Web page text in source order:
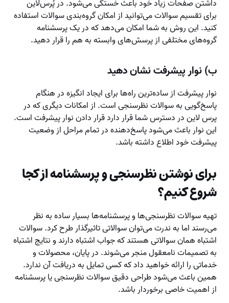
داشتن صفحات زیاد خود باعث خستگی می‌شود. در پُرس‌لاین
برای تقسیم سوالات می‌توانید از امکان گروه‌بندی سوالات استفاده
کنید. این روش به شما امکان می‌دهد که در یک پرسشنامه
گروه‌های مختلفی از پرسش‌های وابسته به هم را قرار دهید.
ب) نوار پیشرفت نشان دهید
نوار پیشرفت از ساده‌ترین راه‌ها برای ایجاد انگیزه در هنگام
پاسخ‌گویی به سوالات نظرسنجی است. از امکانات دیگری که در
پرس لاین در دسترس شما قرار دارد قرار دادن نوار پیشرفت است.
این نوار باعث می‌شود پاسخ‌دهنده در تمام مراحل از وضعیت
پیشرفت خود اطلاع داشته باشد.
برای نوشتن نظرسنجی و پرسشنامه از کجا
شروع کنیم؟
تهیه سوالات نظرسنجی‌ها و پرسشنامه‌ها بسیار ساده به نظر
می‌رسند اما به ندرت می‌توان سوالاتی تاثیرگذار طرح کرد. سوالات
اشتباه همان سوالاتی هستند که جواب اشتباه دارند و نتایج اشتباه
به تصمیمات نامعقول منجر می‌شوند. در پایان، محصولات و
خدماتی را ارائه خواهید داد که کسی تمایل به دریافت آن ندارد.
همین باعث می‌شود طراحی دقیق سوالات نظرسنجی یا پرسشنامه
از اهمیت خاصی برخوردار باشد.